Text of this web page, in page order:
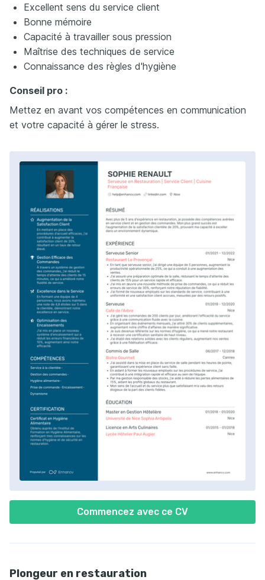
Commencez avec ce CV
Excellent sens du service client
Bonne mémoire
Capacité à travailler sous pression
Maîtrise des techniques de service
Connaissance des règles d'hygiène
Conseil pro :
Mettez en avant vos compétences en communication
et votre capacité à gérer le stress.
Plongeur en restauration